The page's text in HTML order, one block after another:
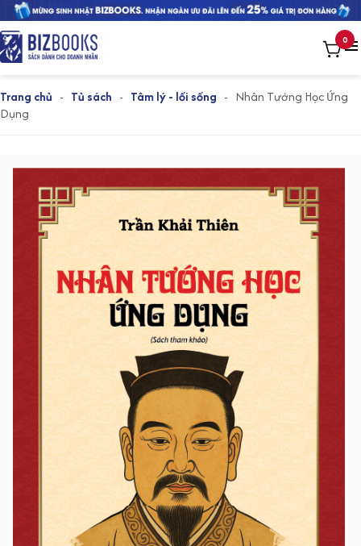
0
Trang chủ - Tủ sách - Tâm lý - lối sống - Nhân Tướng Học Ứng
Dụng